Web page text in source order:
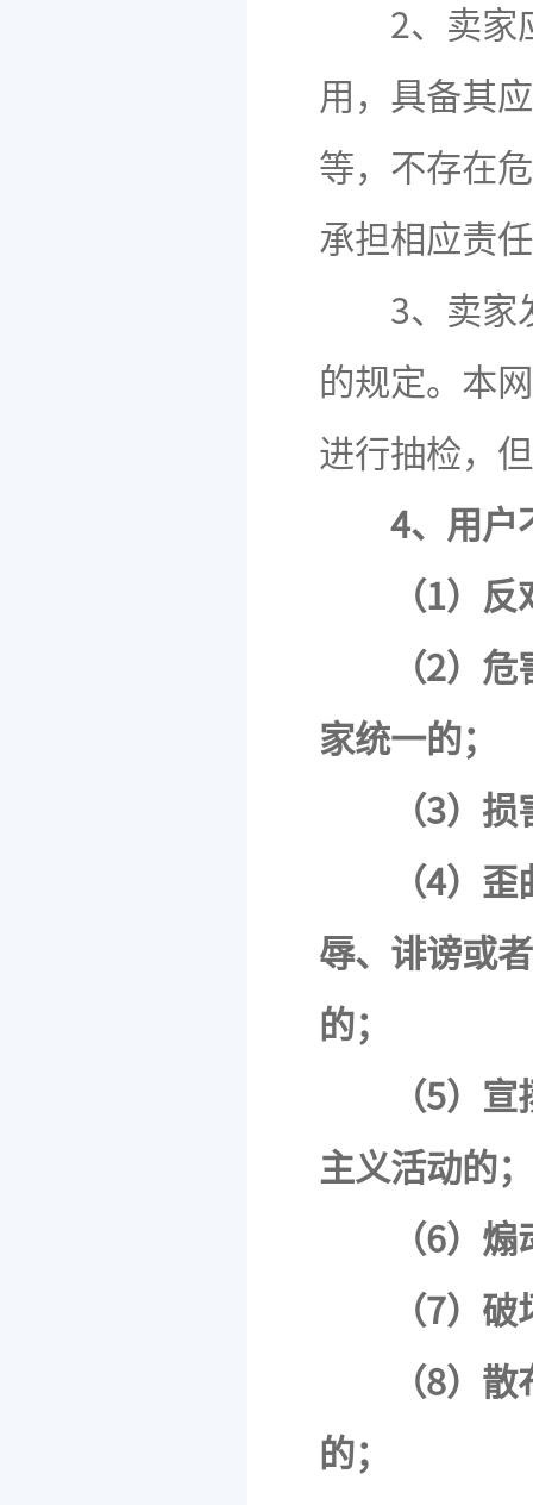
2、卖家应
用，具备其
等，不存在
承担相应责
3、卖家发
的规定。本
进行抽检，
4、用户
（1）
（2）
家统一的；
（3）
（4）
辱、诽谤或
的；
（5）
主义活动的；
（6）
（7）
（8）
的；